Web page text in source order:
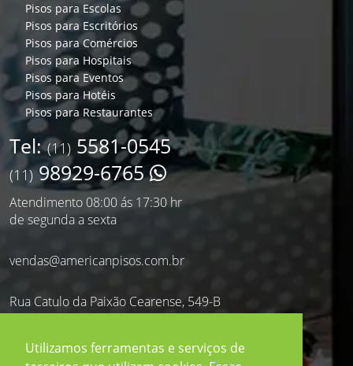
Pisos para Escolas
Pisos para Escritórios
Pisos para Comércios
Pisos para Hospitais
Pisos para Eventos
Pisos para Hotéis
Pisos para Restaurantes
Tel:(11) 5581-0545
(11)98929-6765
Atendimento 08:00 ás 17:30 hr
de segunda a sexta
vendas@americanpisos.com.br
Rua Catulo da Paixão Cearense, 549-B
Saúde - São Paulo - SP
Utilizamos ferramentas e serviços de